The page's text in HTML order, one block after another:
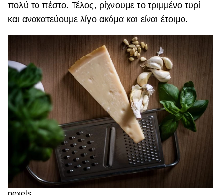
πολύ το πέστο. Τέλος, ρίχνουμε το τριμμένο τυρί
και ανακατεύουμε λίγο ακόμα και είναι έτοιμο.
pexels